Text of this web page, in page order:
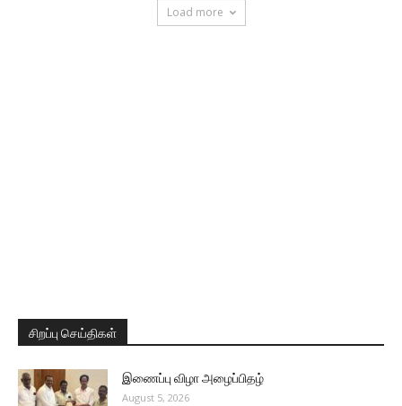
Load more
சிறப்பு செய்திகள்
இணைப்பு விழா அழைப்பிதழ்
August 5, 2026